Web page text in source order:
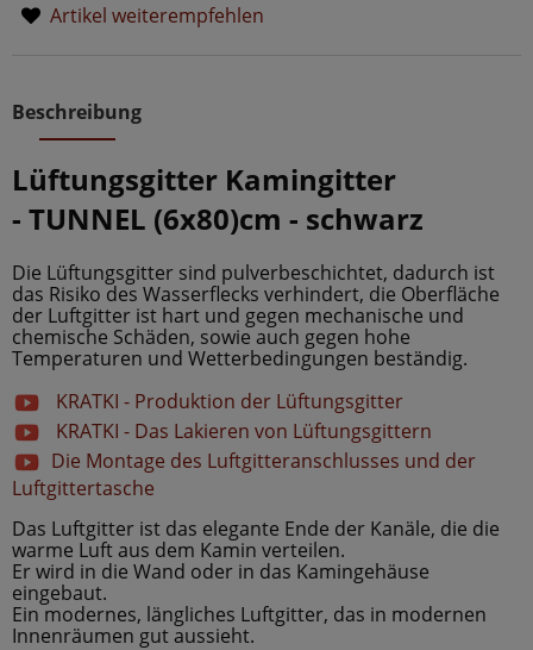
Artikel weiterempfehlen
Beschreibung
Lüftungsgitter Kamingitter
- TUNNEL (6x80)cm - schwarz
Die Lüftungsgitter sind pulverbeschichtet, dadurch ist
das Risiko des Wasserflecks verhindert, die Oberfläche
der Luftgitter ist hart und gegen mechanische und
chemische Schäden, sowie auch gegen hohe
Temperaturen und Wetterbedingungen beständig.
KRATKI - Produktion der Lüftungsgitter
KRATKI - Das Lakieren von Lüftungsgittern
Die Montage des Luftgitteranschlusses und der
Luftgittertasche
Das Luftgitter ist das elegante Ende der Kanäle, die die
warme Luft aus dem Kamin verteilen.
Er wird in die Wand oder in das Kamingehäuse
eingebaut.
Ein modernes, längliches Luftgitter, das in modernen
Innenräumen gut aussieht.